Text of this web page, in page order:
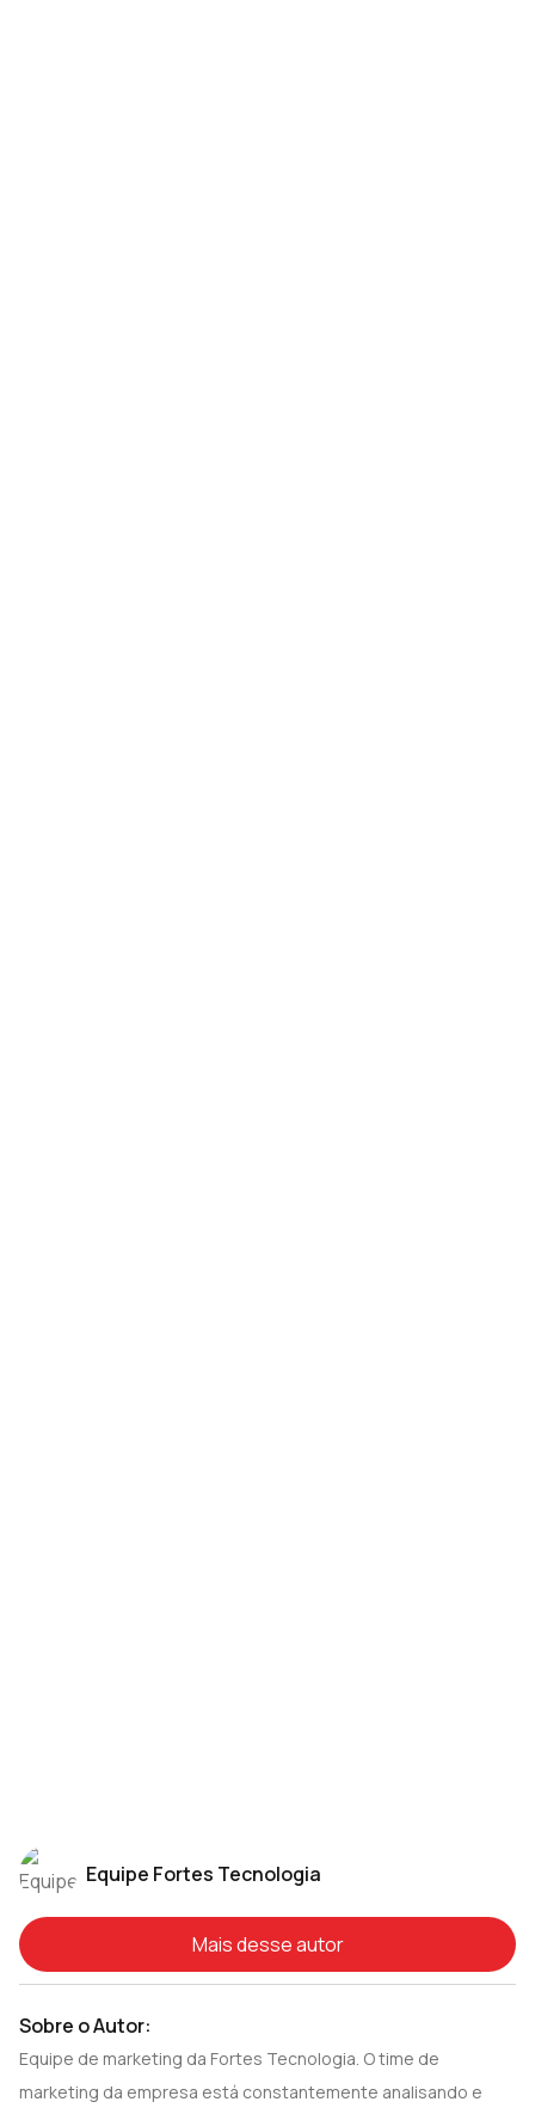
Equipe Fortes Tecnologia
Mais desse autor
Sobre o Autor:
Equipe de marketing da Fortes Tecnologia. O time de
marketing da empresa está constantemente analisando e